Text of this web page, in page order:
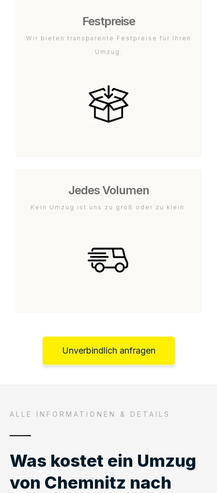
Festpreise
Wir bieten transparente Festpreise für Ihren
Umzug.
Jedes Volumen
Kein Umzug ist uns zu groß oder zu klein.
Unverbindlich anfragen
ALLE INFORMATIONEN & DETAILS
Was kostet ein Umzug
von Chemnitz nach